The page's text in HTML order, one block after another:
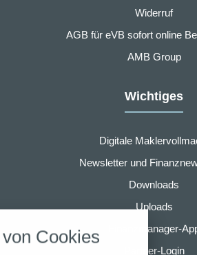
Widerruf
AGB für eVB sofort online
AMB Group
Wichtiges
Digitale
Newsletter und
Downloads
Uploads
Finanzmanager-
Partner-Login
Cookies
folgende Kategorien zu